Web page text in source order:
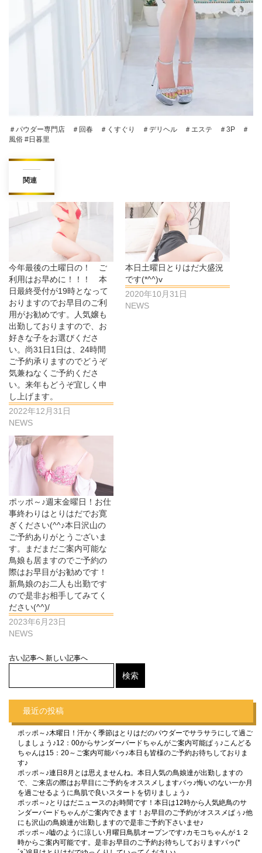
＃パウダー専門店 ＃回春 ＃くすぐり ＃デリヘル ＃エステ ＃3P ＃
風俗 #日暮里
関連
今年最後の土曜日の！ ご
利用はお早めに！！！ 本
日最終受付が19時となって
おりますのでお早目のご利
用がお勧めです。人気嬢も
出勤しておりますので、お
好きな子をお選びくださ
い。尚31日1日は、24時間
ご予約承りますのでどうぞ
気兼ねなくご予約くださ
い。来年もどうぞ宜しく申
し上げます。
2022年12月31日
NEWS
本日土曜日とりはだ大盛況
です(*^^)v
2020年10月31日
NEWS
ポッポ～♪週末金曜日！お仕
事終わりはとりはだでお寛
ぎください(^^♪本日沢山の
ご予約ありがとうございま
す。まだまだご案内可能な
鳥娘も居ますのでご予約の
際はお早目がお勧めです！
新鳥娘のお二人も出勤です
ので是非お相手してみてく
ださい(^^)/
2023年6月23日
NEWS
古い記事へ 新しい記事へ
最近の投稿
ポッポ～♪木曜日！汗かく季節はとりはだのパウダーでサラサラにして過ご
しましょう♪12：00からサンダーバードちゃんがご案内可能ぱぅ♪こんどる
ちゃんは15：20～ご案内可能パゥ♪本日も皆様のご予約お待ちしておりま
す♪
ポッポ～♪連日8月とは思えませんね。本日人気の鳥娘達が出勤しますの
で、ご来店の際はお早目にご予約をオススメしますパゥ♪悔いのない一か月
を過ごせるように鳥肌で良いスタートを切りましょう♪
ポッポ～♪とりはだニュースのお時間です！本日は12時から人気絶鳥のサ
ンダーバードちゃんがご案内できます！お早目のご予約がオススメぱぅ♪他
にも沢山の鳥娘達が出勤しますので是非ご予約下さいませ♪
ポッポ～♪嘘のように涼しい月曜日鳥肌オープンです♪カモコちゃんが１２
時からご案内可能です。是非お早目のご予約お待ちしておりますパゥ(*